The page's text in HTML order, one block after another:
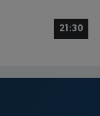
21:30